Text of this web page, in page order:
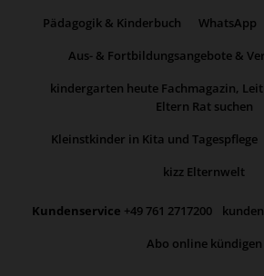
Pädagogik & Kinderbuch
WhatsApp
Aus- & Fortbildungsangebote &
kindergarten heute Fachmagazin,
Eltern Rat suchen
Kleinstkinder in Kita und Tagespflege
kizz Elternwelt
Kundenservice +49 761 2717200
Abo online kündigen